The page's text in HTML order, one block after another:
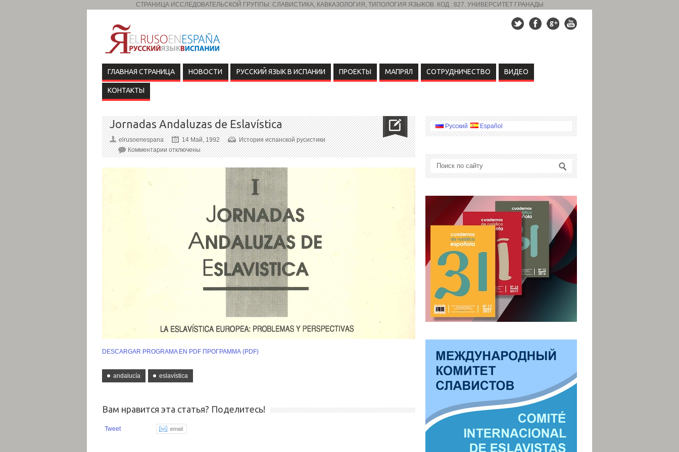
СТРАНИЦА ИССЛЕДОВАТЕЛЬСКОЙ ГРУППЫ: СЛАВИСТИКА, КАВКАЗОЛОГИЯ, ТИПОЛОГИЯ ЯЗЫКОВ. КОД : 827. УНИВЕРСИТЕТ ГРАНАДЫ
ГЛАВНАЯ СТРАНИЦА НОВОСТИ РУССКИЙ ЯЗЫК В ИСПАНИИ ПРОЕКТЫ МАПРЯЛ СОТРУДНИЧЕСТВО ВИДЕО
КОНТАКТЫ
Jornadas Andaluzas de Eslavística
elrusoenespana 14 Май, 1992
История испанской русистики
Комментарииотключены
DESCARGAR PROGRAMA EN PDF ПРОГРАММА (PDF)
andalucía eslavística
Вам нравится эта статья? Поделитесь!
Tweet
Русский Español